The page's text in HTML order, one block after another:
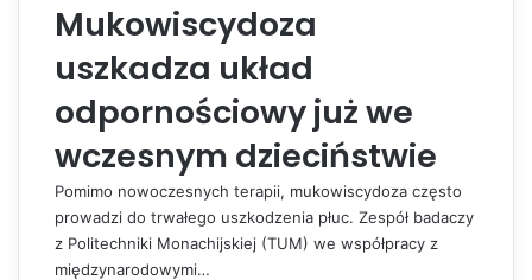
Mukowiscydoza
uszkadza układ
odpornościowy już we
wczesnym dzieciństwie
Pomimo nowoczesnych terapii, mukowiscydoza często
prowadzi do trwałego uszkodzenia płuc. Zespół badaczy
z Politechniki Monachijskiej (TUM) we współpracy z
międzynarodowymi…